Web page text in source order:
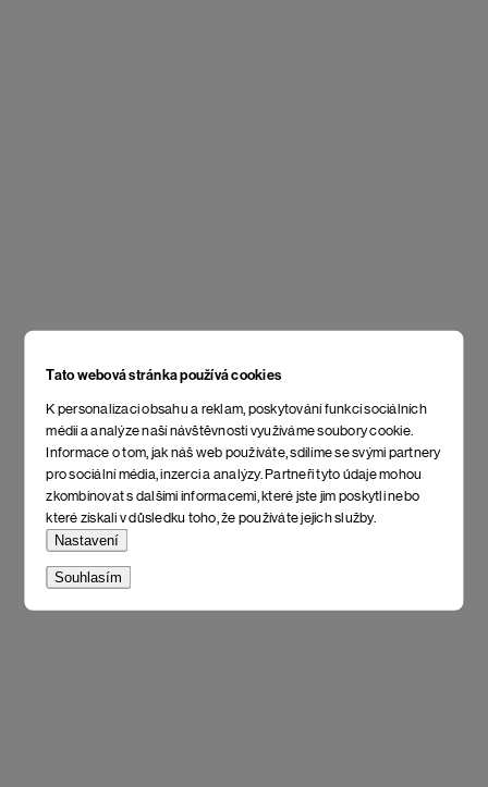
Tato webová stránka používá cookies
K personalizaci obsahu a reklam, poskytování funkcí sociálních
médií a analýze naší návštěvnosti využíváme soubory cookie.
Informace o tom, jak náš web používáte, sdílíme se svými partnery
pro sociální média, inzerci a analýzy. Partneři tyto údaje mohou
zkombinovat s dalšími informacemi, které jste jim poskytli nebo
které získali v důsledku toho, že používáte jejich služby.
Nastavení
Souhlasím